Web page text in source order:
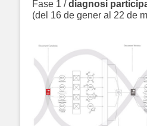
Fase 1 /diagnosi
(del 16 de gener al 22 de